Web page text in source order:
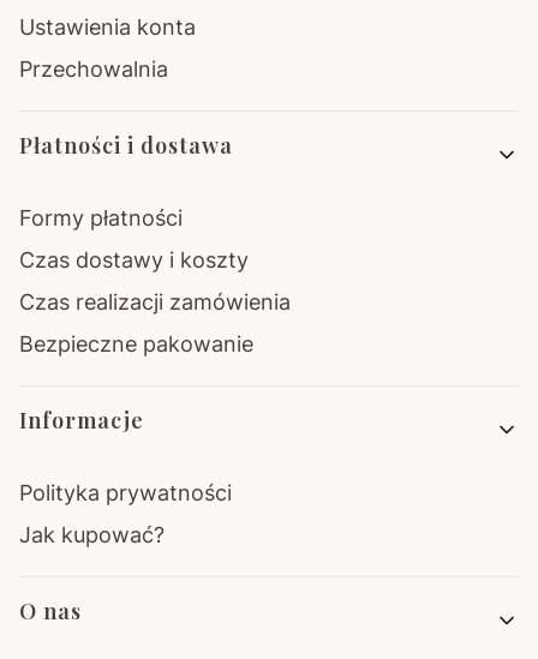
Ustawienia konta
Przechowalnia
Płatności i dostawa
Formy płatności
Czas dostawy i koszty
Czas realizacji zamówienia
Bezpieczne pakowanie
Informacje
Polityka prywatności
Jak kupować?
O nas